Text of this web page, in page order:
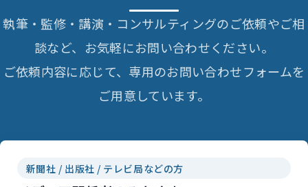
執筆・監修・講演・コンサルティングのご依頼やご相
談など、お気軽にお問い合わせください。
ご依頼内容に応じて、専用のお問い合わせフォームを
ご用意しています。
新聞社 / 出版社 / テレビ局などの方